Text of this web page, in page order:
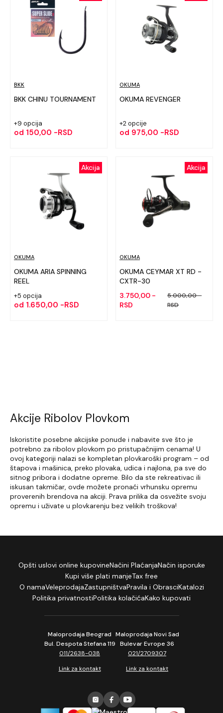
BKK
BKK CHINU TOURNAMENT
+9 opcija
od 150,00 -RSD
OKUMA
OKUMA REVENGER
+2 opcije
od 975,00 -RSD
Akcija
OKUMA
OKUMA ARIA SPINNING
REEL
+5 opcija
od 1.650,00 -RSD
Akcija
OKUMA
OKUMA CEYMAR XT RD -
CXTR-30
3.750,00 -
RSD
5.000,00 -
RSD
Akcije Ribolov Plovkom
Iskoristite posebne akcijske ponude i nabavite sve što je
potrebno za ribolov plovkom po pristupačnijim cenama! U
ovoj kategoriji nalazi se kompletan plovkaroški program – od
štapova i mašinica, preko plovaka, udica i najlona, pa sve do
sitnog pribora i dodatne opreme. Bilo da ste rekreativac ili
iskusan takmičar, ovde možete pronaći vrhunsku opremu
proverenih brendova na akciji. Prava prilika da osvežite svoju
opremu i uživate u plovkarenju bez velikih troškova!
Opšti uslovi online kupovineNačini PlaćanjaNačin isporuke
Kupi više plati manjeTax free
O namaVeleprodajaZastupništvaPravila i ObrasciKatalozi
Politika privatnostiPolitika kolačićaKako kupovati
Maloprodaja Beograd
Bul. Despota Stefana 119
011/2638-038
Link za kontakt
Maloprodaja Novi Sad
Bulevar Evrope 36
021/2709307
Link za kontakt